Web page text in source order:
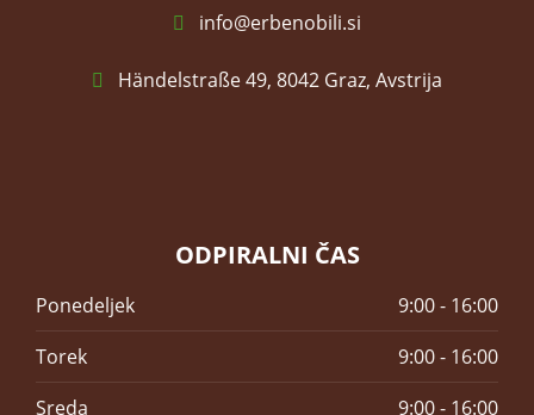
info@erbenobili.si
Händelstraße 49, 8042 Graz, Avstrija
ODPIRALNI ČAS
Ponedeljek
9:00 - 16:00
Torek
9:00 - 16:00
Sreda
9:00 - 16:00